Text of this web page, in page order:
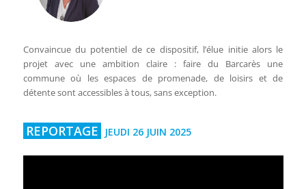
Convaincue du potentiel de ce dispositif, l’élue initie alors le
projet avec une ambition claire : faire du Barcarès une
commune où les espaces de promenade, de loisirs et de
détente sont accessibles à tous, sans exception.
REPORTAGE JEUDI 26 JUIN 2025